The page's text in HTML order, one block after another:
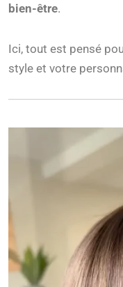
bien-être.
Ici, tout est pensé
style et votre